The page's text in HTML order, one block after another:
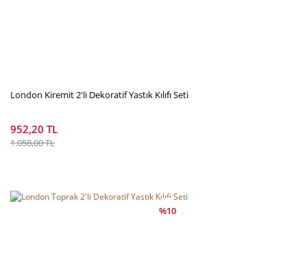
London Kiremit 2'li Dekoratif Yastık Kılıfı Seti
952,20 TL
1.058,00 TL
%10